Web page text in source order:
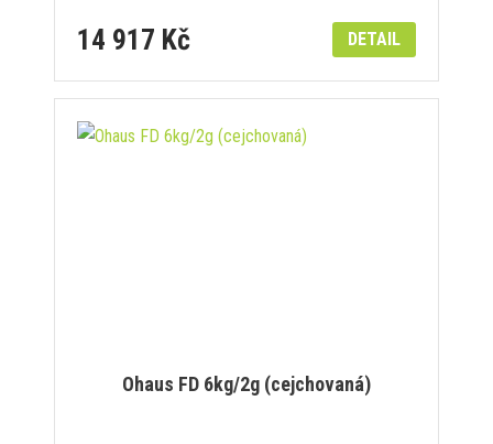
14 917 Kč DETAIL
Ohaus FD 6kg/2g (cejchovaná)